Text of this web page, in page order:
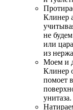
Клинер
не
или
из
Моем и
Клинер
помоет
унитаза.